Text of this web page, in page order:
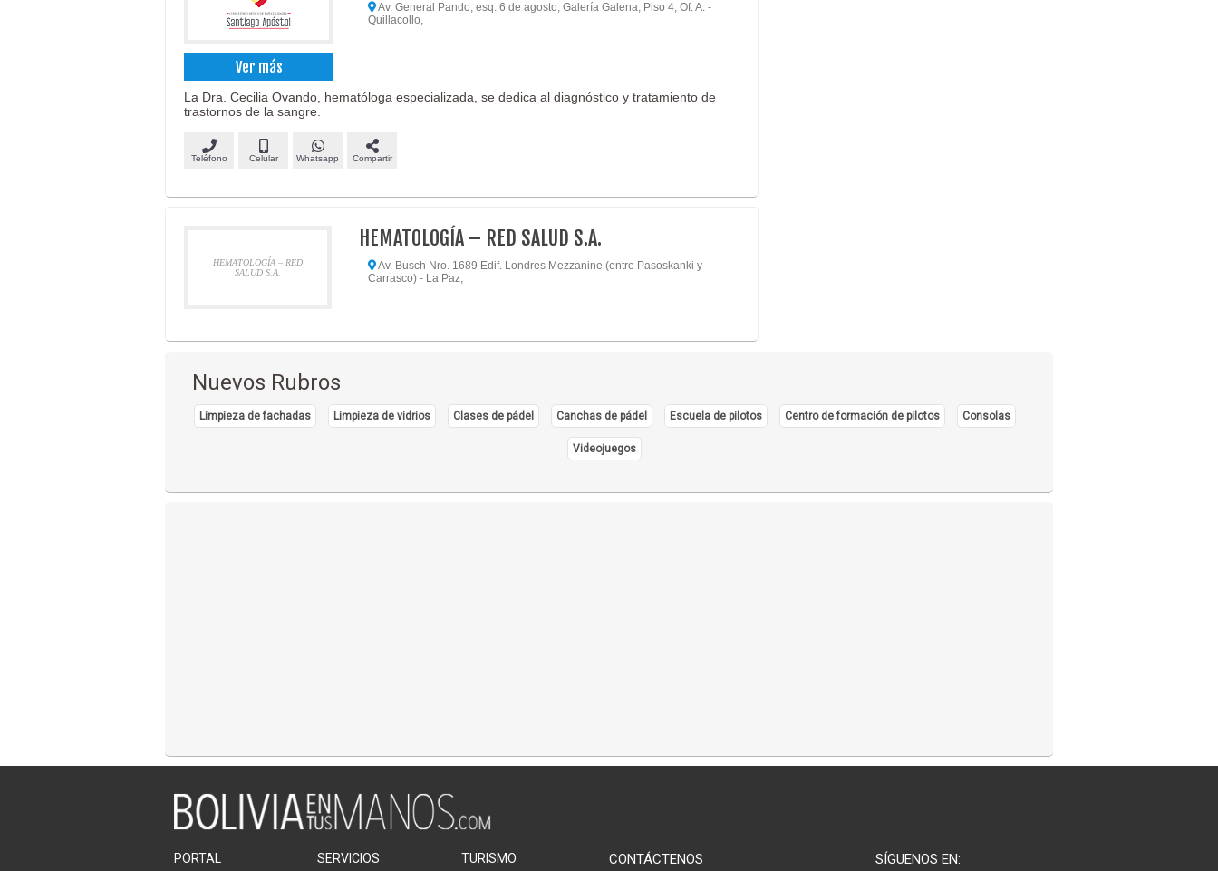
Ver más
Av. General Pando, esq. 6 de agosto, Galería Galena, Piso 4, Of. A. -
Quillacollo,
La Dra. Cecilia Ovando, hematóloga especializada, se dedica al diagnóstico y tratamiento de
trastornos de la sangre.
Teléfono Celular Whatsapp Compartir
HEMATOLOGÍA – RED
SALUD S.A.
HEMATOLOGÍA – RED SALUD S.A.
Av. Busch Nro. 1689 Edif. Londres Mezzanine (entre Pasoskanki y
Carrasco) - La Paz,
Nuevos Rubros
Limpieza de fachadas Limpieza de vidrios Clases de pádel Canchas de pádel Escuela de pilotos Centro de formación de pilotos Consolas
Videojuegos
PORTAL SERVICIOS TURISMO CONTÁCTENOS SÍGUENOS EN: